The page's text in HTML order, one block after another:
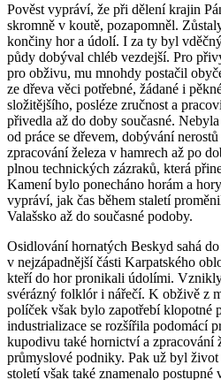
Pověst vypráví, že při dělení krajin
skromně v koutě, pozapomněl.
končiny hor a údolí. I za ty byl
půdy dobýval chléb vezdejší. Pro
pro obživu, mu mnohdy postačil
ze dřeva věci potřebné, žádané i
složitějšího, posléze zručnost a
přivedla až do doby současné.
od práce se dřevem, dobývání
zpracování železa v hamrech až po
plnou technických zázraků, která
Kamení bylo ponecháno horám a
vypráví, jak čas během staletí
Valašsko až do současné podoby.
Osidlování hornatých Beskyd sahá
v nejzápadnější části Karpatského
kteří do hor pronikali údolími.
svérázný folklór i nářečí. K obživě z
políček však bylo zapotřebí klopotné
industrializace se rozšířila podomácí
kupodivu také hornictví a zpracování
průmyslové podniky. Pak už byl život
století však také znamenalo postupné